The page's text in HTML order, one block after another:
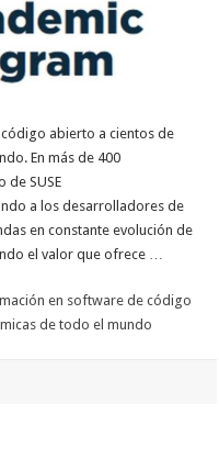
abierto a cientos de
En más de 400
de SUSE
a los desarrolladores de
en constante evolución de
el valor que ofrece …
en software de código
de todo el mundo